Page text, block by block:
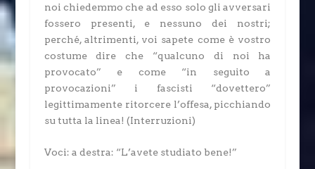
noi chiedemmo che ad esso solo gli avversari
fossero presenti, e nessuno dei nostri;
perché, altrimenti, voi sapete come è vostro
costume dire che “qualcuno di noi ha
provocato” e come “in seguito a
provocazioni” i fascisti “dovettero”
legittimamente ritorcere l’offesa, picchiando
su tutta la linea! (Interruzioni)
Voci: a destra: “L’avete studiato bene!”